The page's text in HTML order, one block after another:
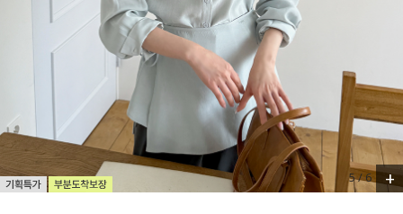
세트할인 ~30%
살안타템
110사이즈
니트
블라우스
원피스
팬츠
스커트 6/6 +